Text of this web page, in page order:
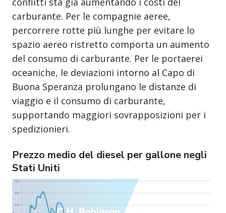
carburante. Per le compagnie aeree,
percorrere rotte più lunghe per evitare lo
spazio aereo ristretto comporta un aumento
del consumo di carburante. Per le portaerei
oceaniche, le deviazioni intorno al Capo di
Buona Speranza prolungano le distanze di
viaggio e il consumo di carburante,
supportando maggiori sovrapposizioni per i
spedizionieri.
Prezzo medio del diesel per gallone negli
Stati Uniti